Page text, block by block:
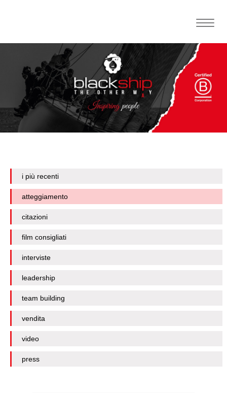
Toggle
i più recenti
atteggiamento
citazioni
film consigliati
interviste
leadership
team building
vendita
video
press